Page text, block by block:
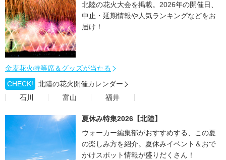
北陸の花火大会を掲載。2026年の開催日、
中止・延期情報や人気ランキングなどをお
届け！
金麦花火特等席＆グッズが当たる
CHECK!
北陸の花火開催カレンダー
石川
富山 福井
夏休み特集2026【北陸】
ウォーカー編集部がおすすめする、この夏
の楽しみ方を紹介。夏休みイベント＆おで
かけスポット情報が盛りだくさん！